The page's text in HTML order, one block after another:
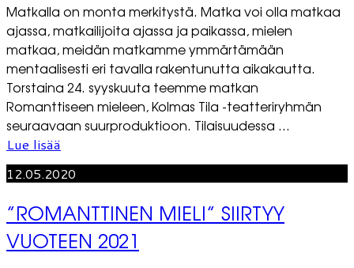
Matkalla on monta merkitystä. Matka voi olla matkaa
ajassa, matkailijoita ajassa ja paikassa, mielen
matkaa, meidän matkamme ymmärtämään
mentaalisesti eri tavalla rakentunutta aikakautta.
Torstaina 24. syyskuuta teemme matkan
Romanttiseen mieleen, Kolmas Tila -teatteriryhmän
seuraavaan suurproduktioon. Tilaisuudessa ...
Lue lisää
12.05.2020
”ROMANTTINEN MIELI” SIIRTYY
VUOTEEN 2021